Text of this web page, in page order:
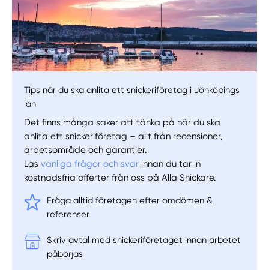
Tips när du ska anlita ett snickeriföretag i Jönköpings
län
Det finns många saker att tänka på när du ska
anlita ett snickeriföretag – allt från recensioner,
arbetsområde och garantier.
Läsvanliga frågor och svar innan du tar in
kostnadsfria offerter från oss på Alla Snickare.
Fråga alltid företagen efter omdömen &
referenser
Skriv avtal med snickeriföretaget innan arbetet
påbörjas